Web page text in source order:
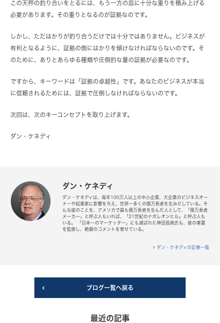
この天秤の釣り合いをとるには、もう一方の皿に十分な重りを積み上げる
必要があります。その重りとなるのが証拠なのです。
しかし、ただはかりが釣り合うだけでは十分ではありません。ビジネスが
有利となるように、証拠の側にはかりを傾けなければならないのです。そ
のために、ありとあらゆる種類や圧倒的な量の証拠が必要なのです。
ですから、キーワードは「証拠の卓越性」です。あなたのビジネスが本当
に信頼されるためには、証拠で圧倒しなければならないのです。
次回は、次のキーコンセプトを取り上げます。
ダン・ケネディ
ダン・ケネディ
ダン・ケネディは、毎年100万人以上の中小企業、大企業のビジネスオー
ナーや起業家に影響を与え、世界一多くの億万長者を生みだしている。そ
んな彼のことを、アメリカで最も億万長者を生んだ人として、「億万長者
メーカー」と呼ぶ人もいれば、「21世紀のナポレオンヒル」と呼ぶ人も
いる。 「日本一のマーケッター」にも選ばれた神田昌典氏も、彼の著書
を監修し、絶賛のコメントを寄せている。
ダン・ケネディの記事一覧
ブログ一覧へ戻る
最近の記事